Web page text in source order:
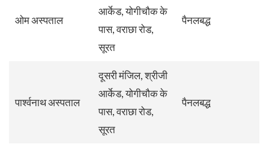
ओम अस्पताल
आर्केड, योगीचौक के
पास, वराछा रोड,
सूरत
पैनलबद्ध
पार्श्वनाथ अस्पताल
दूसरी मंजिल, श्रीजी
आर्केड, योगीचौक के
पास, वराछा रोड,
सूरत
पैनलबद्ध